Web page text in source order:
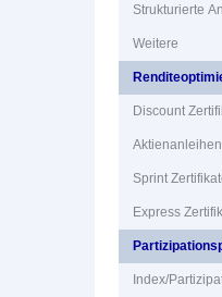
Strukturierte
Weitere
Discount
Aktienanleihen
Sprint
Express
Index/